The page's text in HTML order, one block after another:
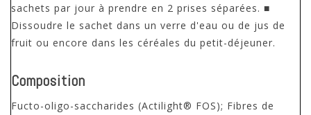
sachets par jour à prendre en 2 prises séparées. ■
Dissoudre le sachet dans un verre d'eau ou de jus de
fruit ou encore dans les céréales du petit-déjeuner.
Composition
Fucto-oligo-saccharides (Actilight® FOS); Fibres de